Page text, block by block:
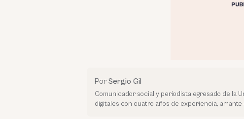
Por Sergio Gil
Comunicador social y periodista egresado de la
digitales con cuatro años de experiencia,